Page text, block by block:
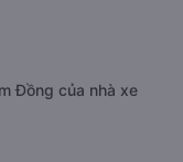
Đồng của nhà xe